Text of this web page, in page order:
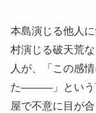
本島演じる他人
村演じる破天荒
人が、「この感
た―――」という
屋で不意に目が